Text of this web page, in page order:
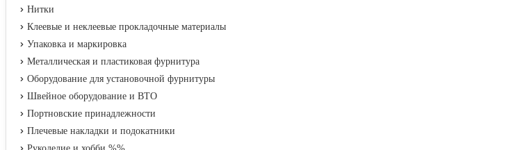
Нитки
Клеевые и неклеевые прокладочные материалы
Упаковка и маркировка
Металлическая и пластиковая фурнитура
Оборудование для установочной фурнитуры
Швейное оборудование и ВТО
Портновские принадлежности
Плечевые накладки и подокатники